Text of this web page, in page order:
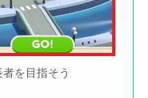
を目指そう